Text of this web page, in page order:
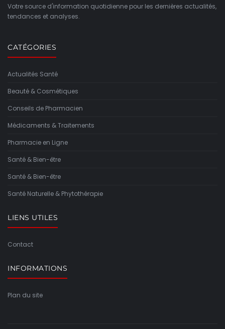
Votre source d'information quotidienne pour les dernières actualités,
tendances et analyses.
CATÉGORIES
Actualités Santé
Beauté & Cosmétiques
Conseils de Pharmacien
Médicaments & Traitements
Pharmacie en Ligne
Santé & Bien-être
Santé & Bien-être
Santé Naturelle & Phytothérapie
LIENS UTILES
Contact
INFORMATIONS
Plan du site